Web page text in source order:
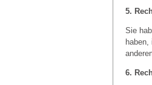
5.
Sie
6.